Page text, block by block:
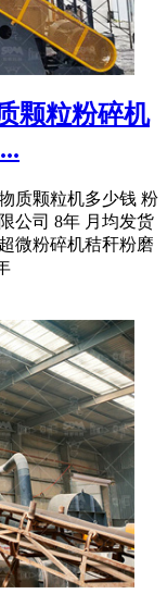
颗粒粉碎机
质颗粒机多少钱 粉
公司 8年 月均发货
微粉碎机秸秆粉磨